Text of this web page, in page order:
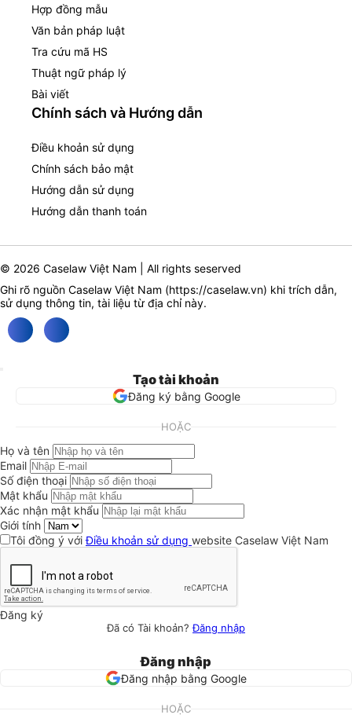
Hợp đồng mẫu
Văn bản pháp luật
Tra cứu mã HS
Thuật ngữ pháp lý
Bài viết
Chính sách và Hướng dẫn
Điều khoản sử dụng
Chính sách bảo mật
Hướng dẫn sử dụng
Hướng dẫn thanh toán
© 2026 Caselaw Việt Nam | All rights seserved
Ghi rõ nguồn Caselaw Việt Nam (https://caselaw.vn) khi trích dẫn,
sử dụng thông tin, tài liệu từ địa chỉ này.
Tạo tài khoản
Đăng ký bằng Google
HOẶC
Họ và tên
Email
Số điện thoại
Mật khẩu
Xác nhận mật khẩu
Giới tính
Tôi đồng ý vớiĐiều khoản sử dụng website Caselaw Việt Nam
Đăng ký
Đã có Tài khoản?Đăng nhập
Đăng nhập
Đăng nhập bằng Google
HOẶC